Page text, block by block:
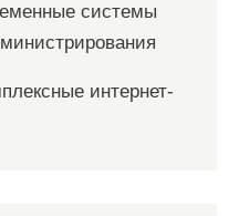
системы
интернет-